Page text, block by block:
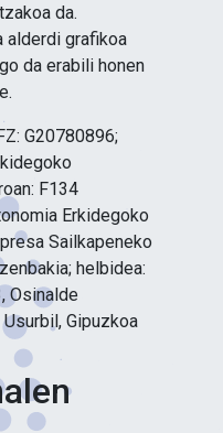
da.
alderdi grafikoa
da erabili honen
G20780896;
F134
Erkidegoko
Sailkapeneko
helbidea:
Osinalde
Gipuzkoa